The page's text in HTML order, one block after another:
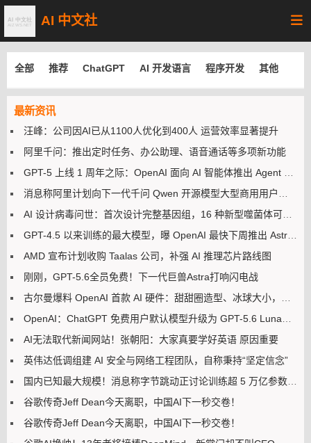
AI 中文社
全部 推荐 ChatGPT AI 开发语言 程序开发 其他
最新资讯
汪峰：公司因AI已从1100人优化到400人 运营效率显著提升
阿里千问：推出定时任务、办公助理、语音通话等多项新功能
GPT-5 上线 1 周年之际：OpenAI 面向 AI 智能体推出 Agent Plugins 规范
消息称阿里计划向下一代千问 Qwen 开源模型大型商用用户收取营收分成
AI 设计病毒问世：首次设计完整基因组，16 种新型噬菌体可杀死大肠杆菌
GPT-4.5 以来训练的最大模型，曝 OpenAI 最快下周推出 Astra AI 模型
AMD 宣布计划收购 Taalas 公司，补强 AI 推理芯片路线图
刚刚，GPT-5.6全员免费！下一代巨兽Astra打响闪电战
古尔曼爆料 OpenAI 首款 AI 硬件：甜甜圈造型、冰球大小，先进语音交互等
OpenAI：ChatGPT 免费用户默认模型升级为 GPT-5.6 Luna，Plus 和 Pro 用户更新聊天界面 GPT-5.6 Sol
AI无法取代新闻网站！张朝阳：大家真要学好英语 原因重要
英伟达低调组建 AI 安全与网络工程团队，自称秉持“坚定信念”
国内已知最大规模！消息称字节跳动正讨论训练超 5 万亿参数模型
谷歌传奇Jeff Dean今天离职，中国AI下一秒交卷！
谷歌传奇Jeff Dean今天离职，中国AI下一秒交卷！